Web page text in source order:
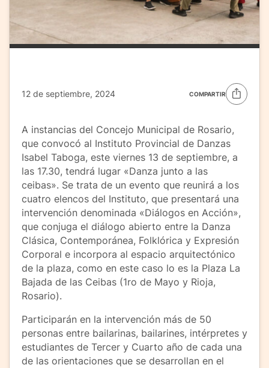
12 de septiembre, 2024 COMPARTIR
A instancias del Concejo Municipal de Rosario,
que convocó al Instituto Provincial de Danzas
Isabel Taboga, este viernes 13 de septiembre, a
las 17.30, tendrá lugar «Danza junto a las
ceibas». Se trata de un evento que reunirá a los
cuatro elencos del Instituto, que presentará una
intervención denominada «Diálogos en Acción»,
que conjuga el diálogo abierto entre la Danza
Clásica, Contemporánea, Folklórica y Expresión
Corporal e incorpora al espacio arquitectónico
de la plaza, como en este caso lo es la Plaza La
Bajada de las Ceibas (1ro de Mayo y Rioja,
Rosario).
Participarán en la intervención más de 50
personas entre bailarinas, bailarines, intérpretes y
estudiantes de Tercer y Cuarto año de cada una
de las orientaciones que se desarrollan en el